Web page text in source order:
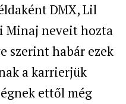
DMX, Lil
Minaj neveit hozta
szerint habár ezek
a karrierjük
ettől még